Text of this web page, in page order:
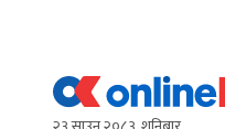
content